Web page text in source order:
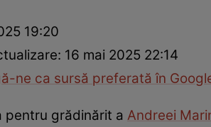
19:20
16 mai 2025 22:14
ne ca sursă preferată în
pentru grădinărit a Andreei